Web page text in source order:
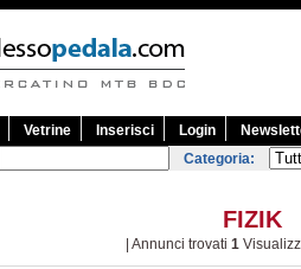
Vetrine Inserisci Login
Categoria:
FIZIK
| Annunci trovati 1